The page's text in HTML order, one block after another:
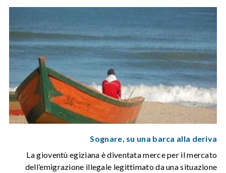
Sognare, su una barca alla deriva
La gioventù egiziana è diventata merce per il mercato
dell’emigrazione illegale legittimato da una situazione